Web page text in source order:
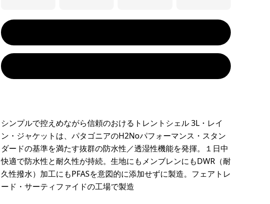
シンプルで控えめながら信頼のおけるトレントシェル 3L・レイ
ン・ジャケットは、パタゴニアのH2Noパフォーマンス・スタン
ダードの基準を満たす抜群の防水性／透湿性機能を発揮。１日中
快適で防水性と耐久性が持続。生地にもメンブレンにもDWR（耐
久性撥水）加工にもPFASを意図的に添加せずに製造。フェアトレ
ード・サーティファイドの工場で製造